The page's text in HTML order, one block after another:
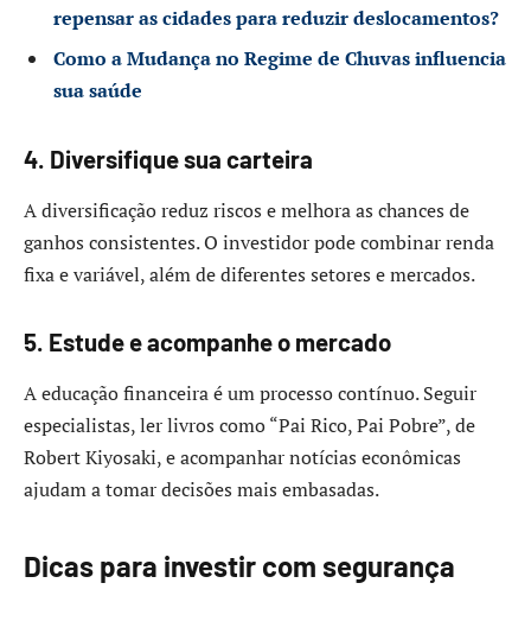
repensar as cidades para reduzir deslocamentos?
Como a Mudança no Regime de Chuvas influencia
sua saúde
4. Diversifique sua carteira
A diversificação reduz riscos e melhora as chances de
ganhos consistentes. O investidor pode combinar renda
fixa e variável, além de diferentes setores e mercados.
5. Estude e acompanhe o mercado
A educação financeira é um processo contínuo. Seguir
especialistas, ler livros como “Pai Rico, Pai Pobre”, de
Robert Kiyosaki, e acompanhar notícias econômicas
ajudam a tomar decisões mais embasadas.
Dicas para investir com segurança